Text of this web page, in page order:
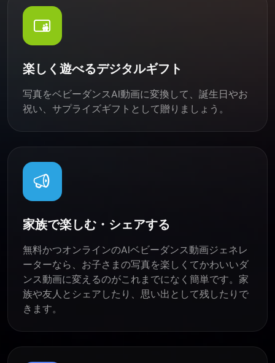
楽しく遊べるデジタルギフト
写真をベビーダンスAI動画に変換して、誕生日やお
祝い、サプライズギフトとして贈りましょう。
家族で楽しむ・シェアする
無料かつオンラインのAIベビーダンス動画ジェネレ
ーターなら、お子さまの写真を楽しくてかわいいダ
ンス動画に変えるのがこれまでになく簡単です。家
族や友人とシェアしたり、思い出として残したりで
きます。